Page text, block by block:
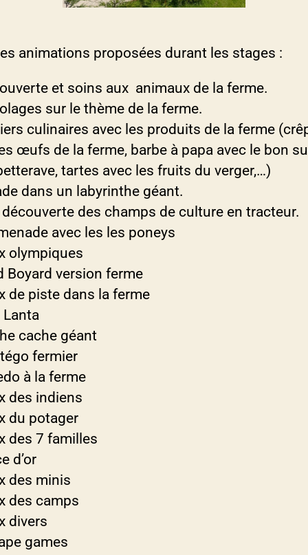
thumbnail_IMG_3424
poule boca
lapin boca
colombe boca
chèvres boca
ane boca
chèvre 2 boca
remorque
tracteur
maureen
PONEY
IMG_1375
les filles
animations proposées durant les stages :
et soins aux animaux de la ferme.
sur le thème de la ferme.
culinaires avec les produits de la ferme
œufs de la ferme, barbe à papa avec le bon
tartes avec les fruits du verger,…)
dans un labyrinthe géant.
des champs de culture en tracteur.
avec les les poneys
olympiques
Boyard version ferme
de piste dans la ferme
cache géant
fermier
à la ferme
des indiens
du potager
des 7 familles
d’or
des minis
des camps
divers
games